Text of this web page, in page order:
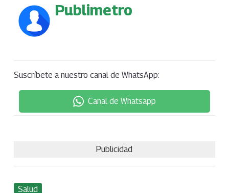
Publimetro
Suscríbete a nuestro canal de WhatsApp:
Canal de Whatsapp
Publicidad
Salud